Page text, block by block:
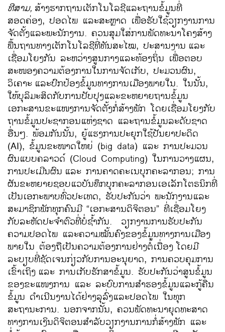
ທີສາມ, ສ້າງຮາກຖານເຕັກໂນໂລຊີແລະຖານຂໍ້ມູນທີ່
ສອດຄ່ອງ, ປອດໄພ ແລະສະຫຼາດ ເພື່ອຮັບໃຊ້ວຽກງານການ
ຈັດຕັ້ງແລະພະນັກງານ. ຄວນສຸມໃສ່ການພັດທະນາໂຄງສ້າງ
ພື້ນຖານທາງເຕັກໂນໂລຊີທີ່ທັນສະໄໝ, ປະສານງານ ແລະ
ເຊື່ອມໂຍງກັນ ລະຫວ່າງສູນກາງແລະທ້ອງຖິ່ນ ເພື່ອຕອບ
ສະໜອງຄວາມຕ້ອງການໃນການຈັດເກັບ, ປະມວນຜົນ,
ວິເຄາະ ແລະປົກປ້ອງຂໍ້ມູນທາງການເມືອງພາຍໃນ. ໃນນັ້ນ,
ໃຫ້ບຸລິມະສິດກັບການປັບປຸງແລະຂະຫຍາຍຖານຂໍ້ມູນ
ເອກະສານຂະແໜງການຈັດຕັ້ງກໍ່ສ້າງພັກ ໂດຍເຊື່ອມໂຍງກັບ
ຖານຂໍ້ມູນປະຊາກອນແຫ່ງຊາດ ແລະຖານຂໍ້ມູນລະດັບຊາດ
ອື່ນໆ. ພ້ອມກັນນັ້ນ, ຍູ້ແຮງການປະຍຸກໃຊ້ປັນຍາປະດິດ
(AI), ຂໍ້ມູນຂະໜາດໃຫຍ່ (big data) ແລະ ການປະມວນ
ຜົນແບບຄລາວດ໌ (Cloud Computing) ໃນການວາງແຜນ,
ການປະເມີນຜົນ ແລະ ການຄາດຄະເນບຸກຄະລາກອນ; ການ
ຜັນຂະຫຍາຍຊອບແວບັນທຶກບຸກຄະລາກອນເອເລັກໂຕຣນິກທີ່
ເປັນເອກະພາບທົ່ວປະເທດ, ຮັບປະກັນວ່າ ພະນັກງານແລະ
ສະມາຊິກພັກທຸກຄົນມີ “ເອກະສານດິຈິຕອນ” ທີ່ເຊື່ອມໂຍງ
ກັບລະຫັດປະຈຳຕົວທີ່ບໍ່ຊ້ຳກັນ. ວຽກງານການຮັບປະກັນ
ຄວາມປອດໄພ ແລະຄວາມໝັ້ນຄົງຂອງຂໍ້ມູນທາງການເມືອງ
ພາຍໃນ ຕ້ອງຖືເປັນຄວາມຕ້ອງການຢ່າງຕໍ່ເນື່ອງ ໂດຍມີ
ລະບຽບທີ່ຊັດເຈນກ່ຽວກັບການອະນຸຍາດ, ການຄວບຄຸມການ
ເຂົ້າເຖິງ ແລະ ການເກັບຮັກສາຂໍ້ມູນ. ຮັບປະກັນວ່າສູນຂໍ້ມູນ
ຂອງຂະແໜງການ ແລະ ລະບົບການສຳຮອງຂໍ້ມູນແລະກູ້ຄືນ
ຂໍ້ມູນ ດຳເນີນງານໄດ້ຢ່າງລຸລົ່ງແລະປອດໄພ ໃນທຸກ
ສະຖານະການ. ນອກຈາກນັ້ນ, ຄວນພັດທະນາຍຸດທະສາດ
ທາງການເງິນດິຈິຕອນສຳລັບວຽກງານການກໍ່ສ້າງພັກ ແລະ